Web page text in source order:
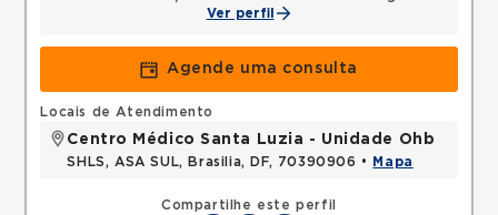
Ver perfil
Agende uma consulta
Compartilhe este perfil
Locais de Atendimento
Centro Médico Santa Luzia - Unidade Ohb
SHLS, ASA SUL, Brasilia, DF, 70390906 • Mapa